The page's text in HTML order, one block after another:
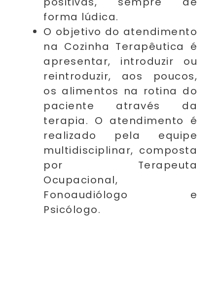
forma lúdica.
O objetivo do atendimento
na Cozinha Terapêutica é
apresentar, introduzir ou
reintroduzir, aos poucos,
os alimentos na rotina do
paciente através da
terapia. O atendimento é
realizado pela equipe
multidisciplinar, composta
por Terapeuta
Ocupacional,
Fonoaudiólogo e
Psicólogo.